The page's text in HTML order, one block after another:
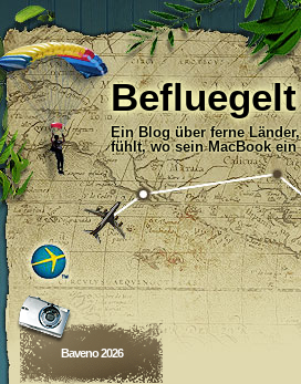
Befluegelt
Ein Blog über ferne
fühlt, wo sein MacBook ein
Baveno 2026